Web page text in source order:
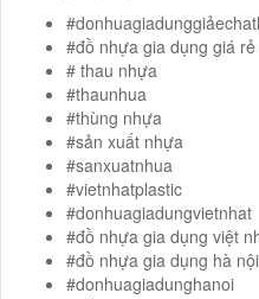
#đồ nhựa gia dụng giá
# thau nhựa
#thaunhua
#thùng nhựa
#sản xuất nhựa
#sanxuatnhua
#vietnhatplastic
#donhuagiadungvietnhat
#đồ nhựa gia dụng việt
#đồ nhựa gia dụng hà nội
#donhuagiadunghanoi